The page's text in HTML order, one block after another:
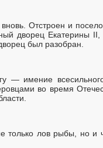
Отстроен и
дворец Екатерины
был разобран.
— имение
во время
только лов рыбы, но